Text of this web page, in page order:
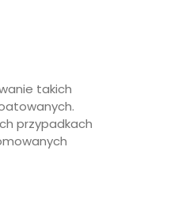
takich
przypadkach